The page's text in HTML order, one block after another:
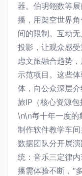
器。伯明翎数等展
播，用架空世界
间的限制。互动
投影，让观众感
虑文旅融合趋势
示范项目。这些
体，向公众深层
旅IP（核心资源包
\n\n每十年一度的
制作软件教学车
数据团队分开展
统：音乐三定律
播需体验不断，“